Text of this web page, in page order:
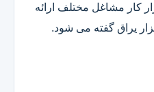
کار مشاغل مختلف ارائه
یراق گفته می شود.